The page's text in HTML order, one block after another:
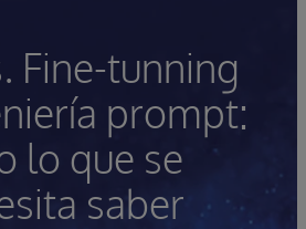
Fine-tunning
prompt:
lo que se
saber